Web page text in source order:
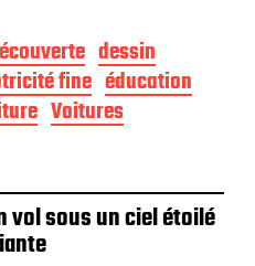
dessin
fine éducation
Voitures
vol sous un ciel étoilé